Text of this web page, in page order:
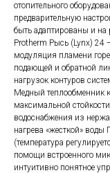
отопительного
предварительную
быть адаптированы и на
Protherm Рысь (Lynx) 24
модуляция пламени
подающей и обратной
нагрузок контуров
Медный теплообменник
максимальной
водоснабжения из
нагрева «жесткой»
(температура
помощи встроенного
интуитивно понятное